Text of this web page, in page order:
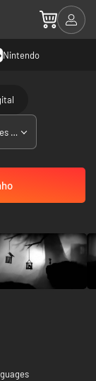
Nintendo
Xbox One - compatível com Xbox Series X|S